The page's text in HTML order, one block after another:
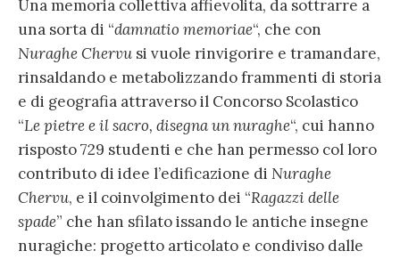
Una memoria collettiva affievolita, da sottrarre a
una sorta di “damnatio memoriae“, che con
Nuraghe Chervu si vuole rinvigorire e tramandare,
rinsaldando e metabolizzando frammenti di storia
e di geografia attraverso il Concorso Scolastico
“Le pietre e il sacro, disegna un nuraghe“, cui hanno
risposto 729 studenti e che han permesso col loro
contributo di idee l’edificazione di Nuraghe
Chervu, e il coinvolgimento dei “Ragazzi delle
spade” che han sfilato issando le antiche insegne
nuragiche: progetto articolato e condiviso dalle